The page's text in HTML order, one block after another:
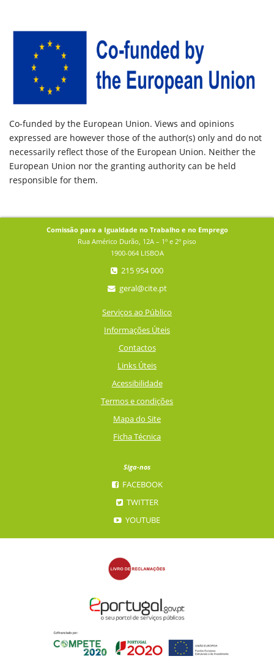
Co-funded by the European Union. Views and opinions
expressed are however those of the author(s) only and do not
necessarily reflect those of the European Union. Neither the
European Union nor the granting authority can be held
responsible for them.
Comissão para a Igualdade no Trabalho e no Emprego
Rua Américo Durão, 12A – 1º e 2º piso
1900-064 LISBOA
215 954 000
geral@cite.pt
Serviços ao Público
Informações Úteis
Contactos
Links Úteis
Acessibilidade
Termos e condições
Mapa do Site
Ficha Técnica
Siga-nos
FACEBOOK
TWITTER
YOUTUBE